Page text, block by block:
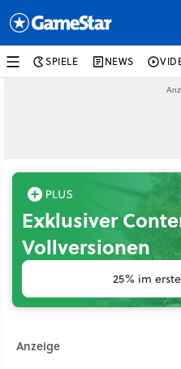
SPIELE NEWS
Exklusiver
Vollversionen
25% im
Anzeige